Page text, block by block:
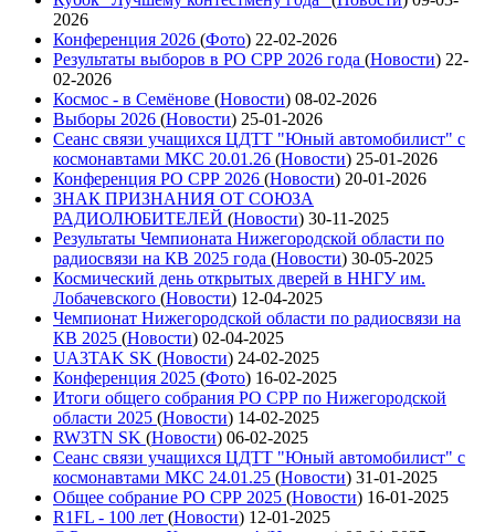
2026
Конференция 2026 (Фото) 22-02-2026
Результаты выборов в РО СРР 2026 года (Новости) 22-
02-2026
Космос - в Семёнове (Новости) 08-02-2026
Выборы 2026 (Новости) 25-01-2026
Сеанс связи учащихся ЦДТТ "Юный автомобилист" с
космонавтами МКС 20.01.26 (Новости) 25-01-2026
Конференция РО СРР 2026 (Новости) 20-01-2026
ЗНАК ПРИЗНАНИЯ ОТ СОЮЗА
РАДИОЛЮБИТЕЛЕЙ (Новости) 30-11-2025
Результаты Чемпионата Нижегородской области по
радиосвязи на КВ 2025 года (Новости) 30-05-2025
Космический день открытых дверей в ННГУ им.
Лобачевского (Новости) 12-04-2025
Чемпионат Нижегородской области по радиосвязи на
КВ 2025 (Новости) 02-04-2025
UA3TAK SK (Новости) 24-02-2025
Конференция 2025 (Фото) 16-02-2025
Итоги общего собрания РО СРР по Нижегородской
области 2025 (Новости) 14-02-2025
RW3TN SK (Новости) 06-02-2025
Сеанс связи учащихся ЦДТТ "Юный автомобилист" с
космонавтами МКС 24.01.25 (Новости) 31-01-2025
Общее собрание РО СРР 2025 (Новости) 16-01-2025
R1FL - 100 лет (Новости) 12-01-2025